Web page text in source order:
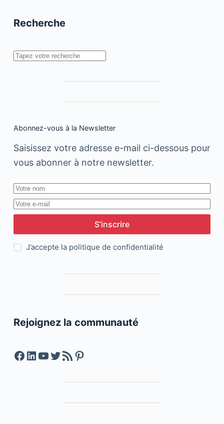
offre
hors
normes
Recherche
Rechercher
Abonnez-vous à la Newsletter
Saisissez votre adresse e-mail ci-dessous pour
vous abonner à notre newsletter.
S’inscrire
J’accepte la politique de confidentialité
Rejoignez la communauté
Facebook
LinkedIn
YouTube
Twitter
Feed RSSPinterest